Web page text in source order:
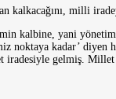
kalkacağını, milli
kalbine, yani
noktaya kadar’
gelmiş.